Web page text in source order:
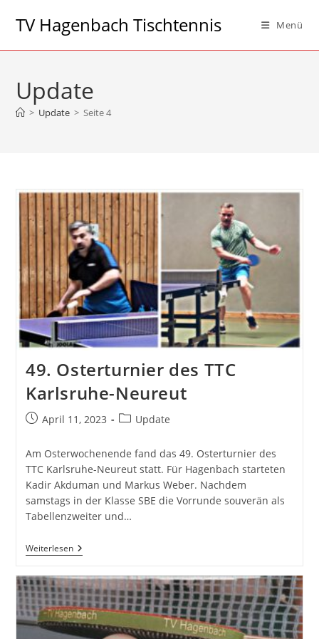
InhaltTV Hagenbach Tischtennis Menü
Update
> Update > Seite 4
49. Osterturnier des TTC
Karlsruhe-Neureut
BeitragApril 11, 2023
Beitrags-
Update
Am Osterwochenende fand das 49. Osterturnier des
TTC Karlsruhe-Neureut statt. Für Hagenbach starteten
Kadir Akduman und Markus Weber. Nachdem
samstags in der Klasse SBE die Vorrunde souverän als
Tabellenzweiter und…
Weiterlesen49.
Osterturnier
TTC
Karlsruhe-
Neureut